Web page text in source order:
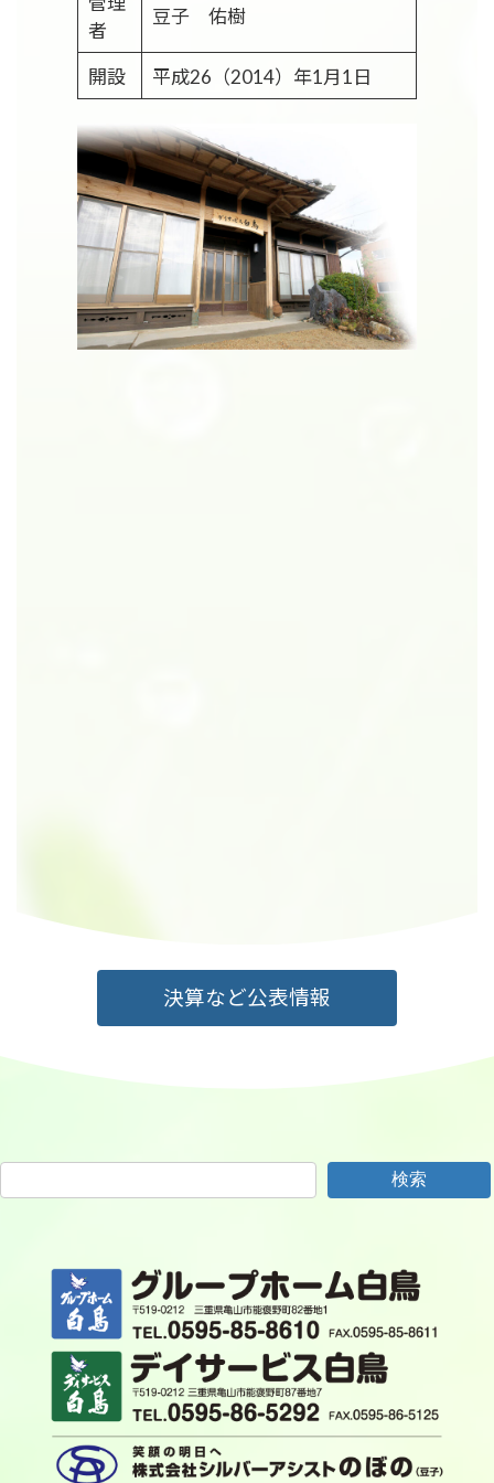
者
豆子 佑樹
開設 平成26（2014）年1月1日
決算など公表情報
検索